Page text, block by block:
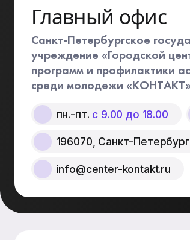
Главный офис
Санкт-Петербургское
учреждение «Городской
программ и профилактики
среди молодежи
пн.-пт. с 9.00 до 18.00
196070, Санкт-
info@center-kontakt.ru